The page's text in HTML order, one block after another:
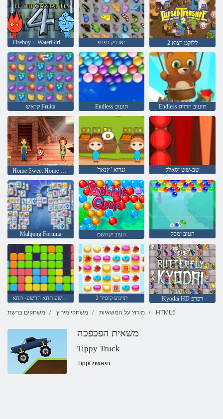
Fireboy ו- WaterGirl 4: Temple Crystal יאדויק רפרפ 2 ללוקמ רצוא
קראש Fruita Endless תועוב Endless תועוב הרויה
'גנרוא ' ץנאר שב-שש יסאלק
Mahjong Fortuna העוב יקחשמ העוב ימסק
הרשע תחא הרשע- תחא 2 תויגוע קוסיר
Kyodai HD רפרפ
משחקים ברשת
משחקי מירוץ מירוץ על המשאיות HTML5
משאית הפכפכה
Tippy Truck
Tippi תיאשמ